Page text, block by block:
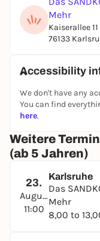
Ausst.: Matthias
Spieldauer: 50
Einlass: 30
Mehr
Kaiserallee 11
76133
Accessibility
We don't have any
You can find
here.
Weitere
(ab 5 Jahren)
23.
August
11:00
Karlsruhe
Das
Mehr
8,00 to